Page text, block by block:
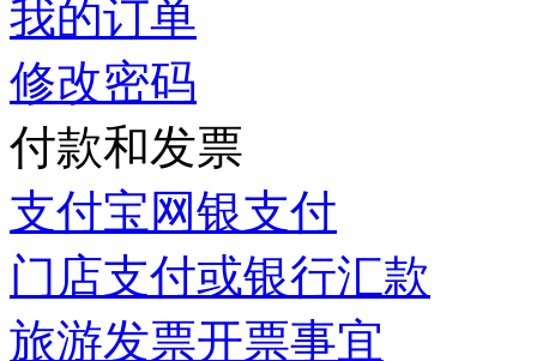
我的订单
修改密码
付款和发票
支付宝网银支付
门店支付或银行汇款
旅游发票开票事宜